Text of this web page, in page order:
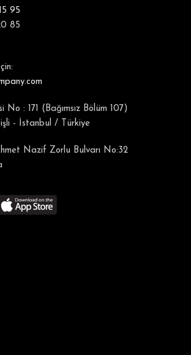
95
85
No : 171 (Bağımsız Bölüm 107)
- İstanbul / Türkiye
Nazif Zorlu Bulvarı No:32